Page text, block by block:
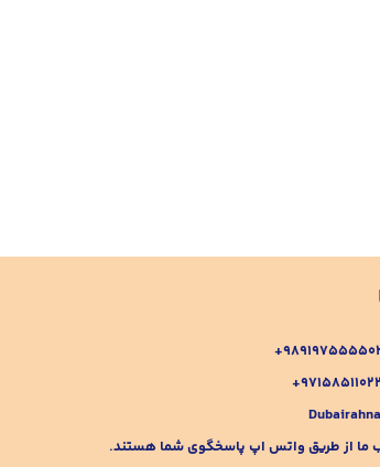
ما از طریق واتس اپ پاسخگوی شما هستند.